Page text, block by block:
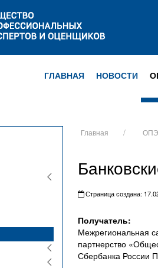
ГЛАВНАЯ НОВОСТИ
Главная
Страница создана:
Получатель:
Межрегиональная
партнерство
Сбербанка России